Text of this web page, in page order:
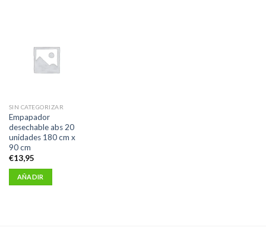
SIN CATEGORIZAR
Empapador
desechable abs 20
unidades 180 cm x
90 cm
€13,95
AÑADIR